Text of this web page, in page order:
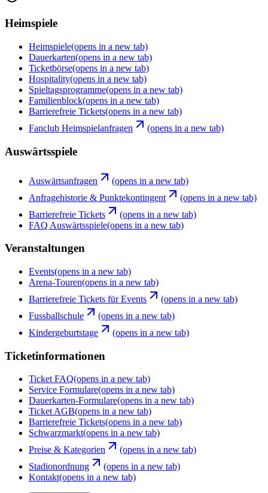
Heimspiele
Heimspiele(opens in a new tab)
Dauerkarten(opens in a new tab)
Ticketbörse(opens in a new tab)
Hospitality(opens in a new tab)
Spieltagsprogramme(opens in a new tab)
Familienblock(opens in a new tab)
Barrierefreie Tickets(opens in a new tab)
Fanclub Heimspielanfragen
(opens in a new tab)
Auswärtsspiele
Auswärtsanfragen
(opens in a new tab)
Anfragehistorie & Punktekontingent
(opens in a new tab)
Barrierefreie Tickets
(opens in a new tab)
FAQ Auswärtsspiele(opens in a new tab)
Veranstaltungen
Events(opens in a new tab)
Arena-Touren(opens in a new tab)
Barrierefreie Tickets für Events
(opens in a new tab)
Fussballschule
(opens in a new tab)
Kindergeburtstage
(opens in a new tab)
Ticketinformationen
Ticket FAQ(opens in a new tab)
Service Formulare(opens in a new tab)
Dauerkarten-Formulare(opens in a new tab)
Ticket AGB(opens in a new tab)
Barrierefreie Tickets(opens in a new tab)
Schwarzmarkt(opens in a new tab)
Preise & Kategorien
(opens in a new tab)
Stadionordnung
(opens in a new tab)
Kontakt(opens in a new tab)